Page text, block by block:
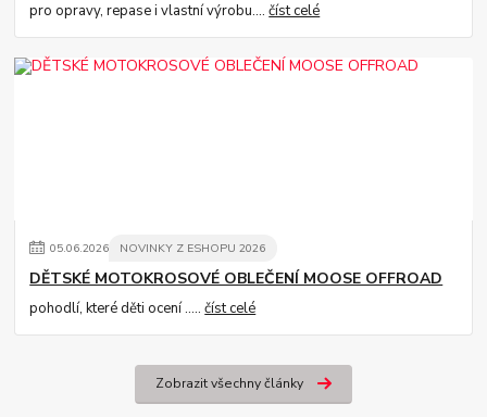
pro opravy, repase i vlastní výrobu....číst celé
05.06.2026 NOVINKY Z ESHOPU 2026
DĚTSKÉ MOTOKROSOVÉ OBLEČENÍ MOOSE OFFROAD
pohodlí, které děti ocení .....číst celé
Zobrazit všechny články